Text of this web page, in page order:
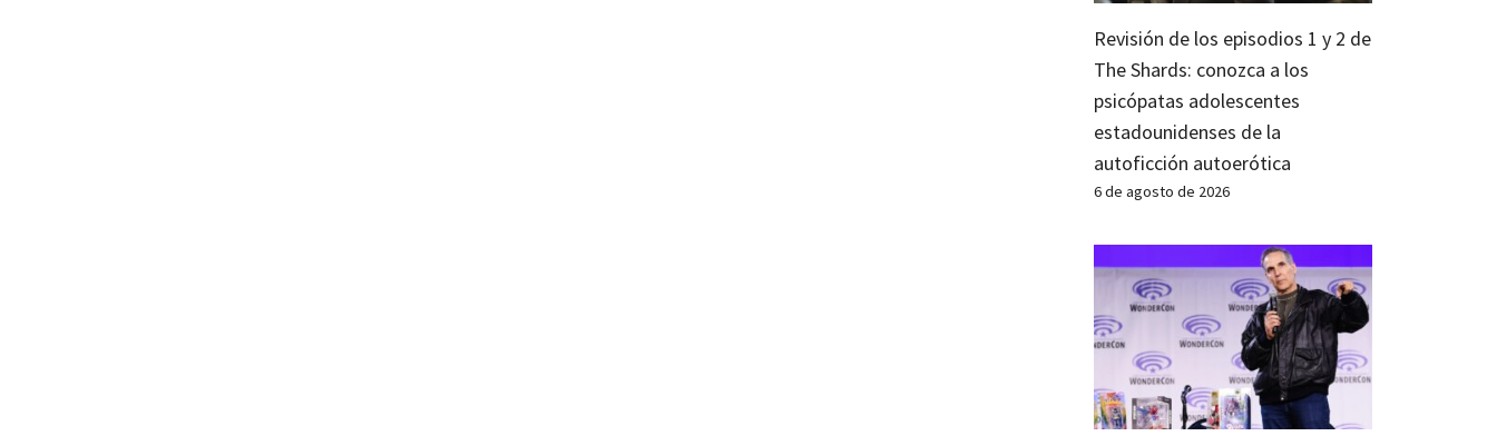
Revisión de los episodios 1 y 2 de
The Shards: conozca a los
psicópatas adolescentes
estadounidenses de la
autoficción autoerótica
6 de agosto de 2026